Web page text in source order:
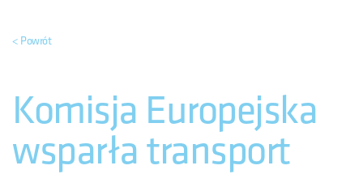
< Powrót
Komisja Europejska
wsparła transport